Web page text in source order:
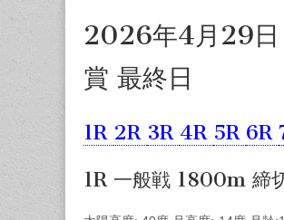
2026年4月29日
賞 最終日
1R 2R 3R 4R 5R 6R
1R 一般戦 1800m 締